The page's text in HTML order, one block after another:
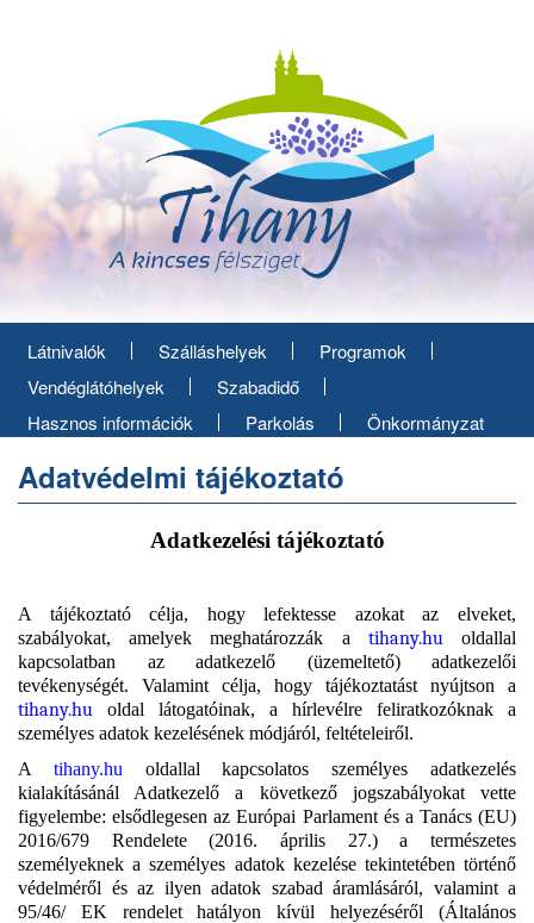
Látnivalók Szálláshelyek
Programok
Vendéglátóhelyek
Szabadidő
Hasznos információk
Parkolás Önkormányzat
Adatvédelmi tájékoztató
Adatkezelési tájékoztató
A tájékoztató célja, hogy lefektesse azokat az elveket,
szabályokat, amelyek meghatározzák a tihany.hu oldallal
kapcsolatban az adatkezelő (üzemeltető) adatkezelői
tevékenységét. Valamint célja, hogy tájékoztatást nyújtson a
tihany.hu oldal látogatóinak, a hírlevélre feliratkozóknak a
személyes adatok kezelésének módjáról, feltételeiről.
A tihany.hu oldallal kapcsolatos személyes adatkezelés
kialakításánál Adatkezelő a következő jogszabályokat vette
figyelembe: elsődlegesen az Európai Parlament és a Tanács (EU)
2016/679 Rendelete (2016. április 27.) a természetes
személyeknek a személyes adatok kezelése tekintetében történő
védelméről és az ilyen adatok szabad áramlásáról, valamint a
95/46/ EK rendelet hatályon kívül helyezéséről (Általános